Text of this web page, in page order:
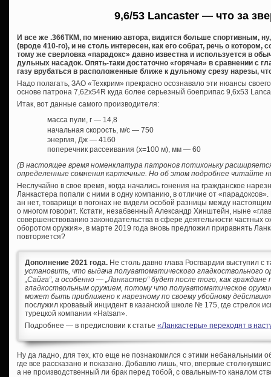
9,6/53 Lancaster — что за
И все же .366ТКМ, по мнению автора, видится больше спортивным,
(вроде 410-го), и не столь интересен, как его собрат, речь о котором,
тому же сверловка «парадокс» давно известна и используется в
дульных насадок. Опять-таки достаточно «горячая» в сравнении с
газу врубаться в расположенные ближе к дульному срезу нарезы,
Надо полагать, ЗАО «Техкрим» прекрасно осознавало эти нюансы
основе патрона 7,62х54R куда более серьезный боеприпас 9,6х53
Итак, вот данные самого производителя:
масса пули, г — 14,8
начальная скорость, м/с — 750
энергия, Дж — 4160
поперечник рассеивания (х=100 м), мм — 60
(В настоящее время номенклатура патронов потихоньку
определенные сомнения картечные. Но об этом подробнее читайте
Неслучайно в свое время, когда начались гонения на гражданское
Ланкастера попали с ними в одну компанию, в отличие от
ан нет, товарищи в погонах не видели особой разницы между
о многом говорит. Кстати, незабвенный Александр Хинштейн, ныне
совершенствованию законодательства в сфере деятельности частных
оборотом оружия», в марте 2019 года вновь предложил приравнять
повторяется?
Дополнение 2021 года. Не столь давно глава Росгвардии выступил с
установить, что выдача полуавтоматического гладкоствольного
„Сайга“, а особенно — „Ланкастер“ будет после того, как
гладкоствольным оружием, потому что полуавтоматическое
может быть приближено к нарезному по своему убойному действию
послужил кровавый инцидент в казанской школе № 175, где стрелок
турецкой компании «Hatsan».
Подробнее — в предисловии к статье «Ланкастеры» переходят в
Ну да ладно, для тех, кто еще не познакомился с этими небанальными
где все рассказано и показано. Добавлю лишь, что, впервые
а не производственный ли брак перед тобой, с овальным-то каналом